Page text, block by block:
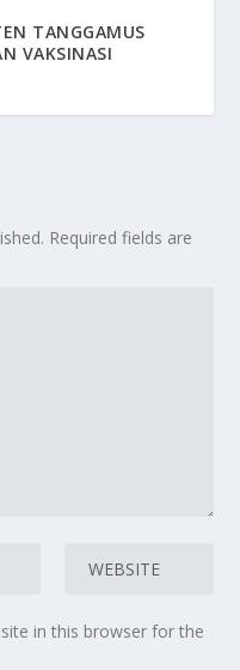
TANGGAMUS
VAKSINASI
Required fields are
in this browser for the